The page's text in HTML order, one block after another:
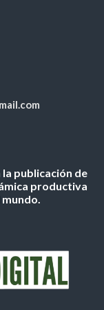
publicación de
productiva